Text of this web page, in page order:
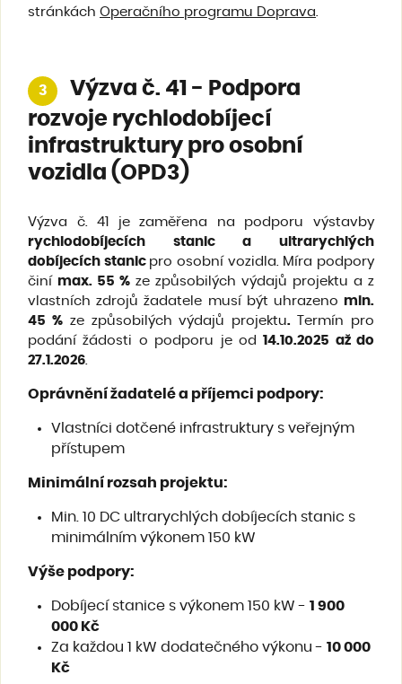
stránkách Operačního programu Doprava.
3
Výzva č. 41 - Podpora
rozvoje rychlodobíjecí
infrastruktury pro osobní
vozidla (OPD3)
Výzva č. 41 je zaměřena na podporu výstavby
rychlodobíjecích stanic a ultrarychlých
dobíjecích stanic pro osobní vozidla. Míra podpory
činí max. 55 % ze způsobilých výdajů projektu a z
vlastních zdrojů žadatele musí být uhrazeno min.
45 %ze způsobilých výdajů projektu.
Termín pro
podání žádosti o podporu je od14.10.2025 až do
27.1.2026.
Oprávnění žadatelé a příjemci podpory:
Vlastníci dotčené infrastruktury s veřejným
přístupem
Minimální rozsah projektu:
Min. 10 DC ultrarychlých dobíjecích stanic s
minimálním výkonem 150 kW
Výše podpory:
Dobíjecí stanice s výkonem 150 kW -1 900
000 Kč
Za každou 1 kW dodatečného výkonu -10 000
Kč